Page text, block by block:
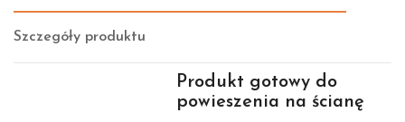
Szczegóły produktu
Produkt gotowy do
powieszenia na ścianę